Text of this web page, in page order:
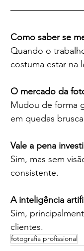
Como saber se
Quando o
costuma estar na
O mercado da
Mudou de forma
em quedas
Vale a pena
Sim, mas sem
consistente.
A inteligência
Sim,
clientes.
fotografia profissional